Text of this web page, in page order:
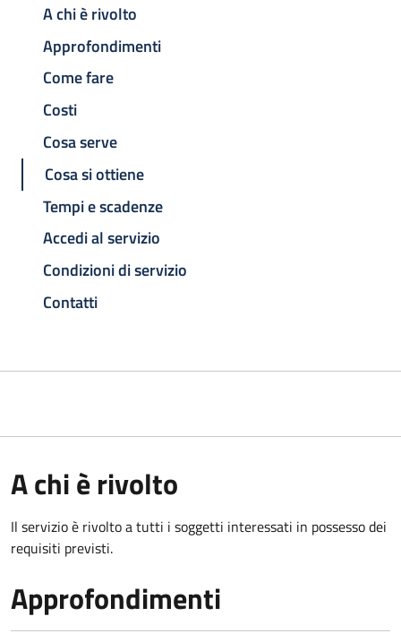
A chi è rivolto
Approfondimenti
Come fare
Costi
Cosa serve
Cosa si ottiene
Tempi e scadenze
Accedi al servizio
Condizioni di servizio
Contatti
A chi è rivolto
Il servizio è rivolto a tutti i soggetti interessati in possesso dei
requisiti previsti.
Approfondimenti